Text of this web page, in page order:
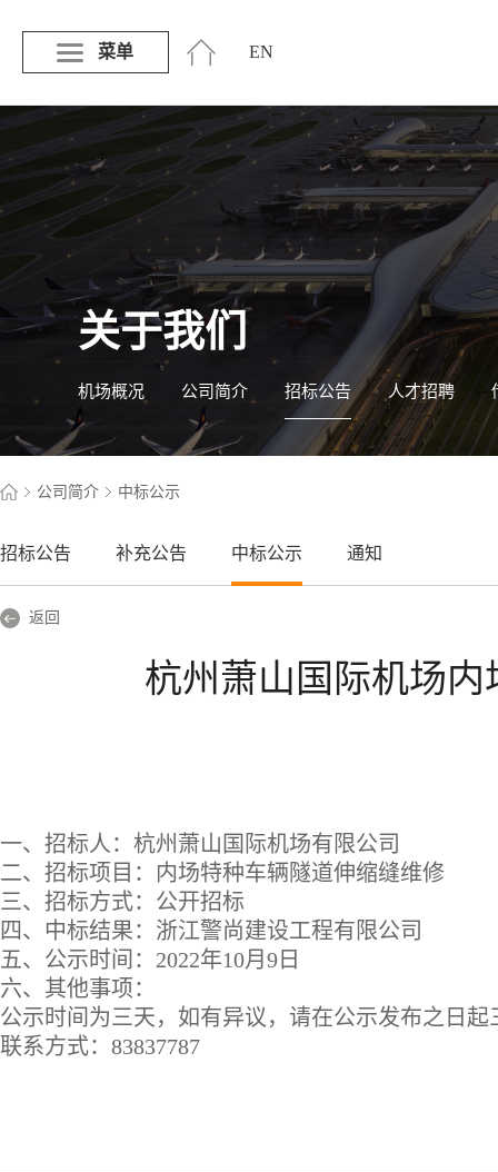
菜单 EN
关于我们
机场概况 公司简介 招标公告 人才招聘
公司简介 中标公示
招标公告 补充公告 中标公示 通知
返回
杭州萧山国际机场
一、招标人：杭州萧山国际机场有限公司
二、招标项目： 内场特种车辆隧道伸缩缝维修
三、招标方式： 公开招标
四、中标结果：浙江警尚建设工程有限公司
五、公示时间： 2022年10月 9 日
六、其他事项：
公示时间为三天，如有异议，请在公示发布之日
联系方式： 83837787